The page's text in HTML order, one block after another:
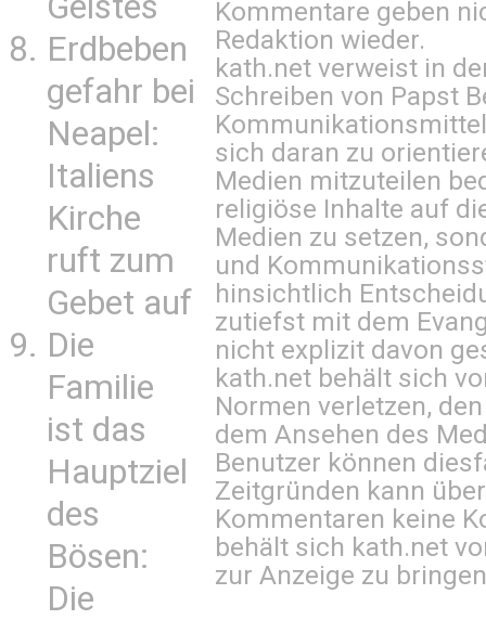
Erdbeben
gefahr bei
Neapel:
Italiens
Kirche
ruft zum
Gebet auf
Die
Familie
ist das
Hauptziel
des
Bösen:
Die
Kommentare geben
Redaktion wieder.
kath.net verweist in
Schreiben von Papst
sich daran zu
Medien mitzuteilen
religiöse Inhalte auf
Medien zu setzen,
und
hinsichtlich
zutiefst mit dem
nicht explizit davon
kath.net behält sich
Normen verletzen,
dem Ansehen des
Benutzer können
Zeitgründen kann
Kommentaren keine
behält sich kath.net
zur Anzeige zu